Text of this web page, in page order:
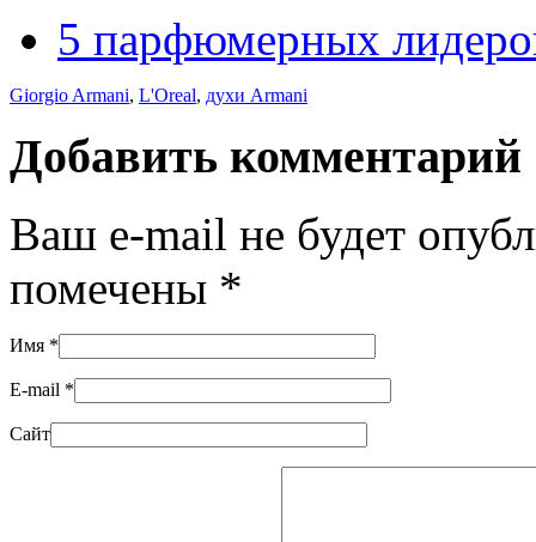
5 парфюмерных
Giorgio Armani, L'Oreal, духи Armani
Добавить комментарий
Ваш e-mail не будет
помечены *
Имя *
E-mail *
Сайт